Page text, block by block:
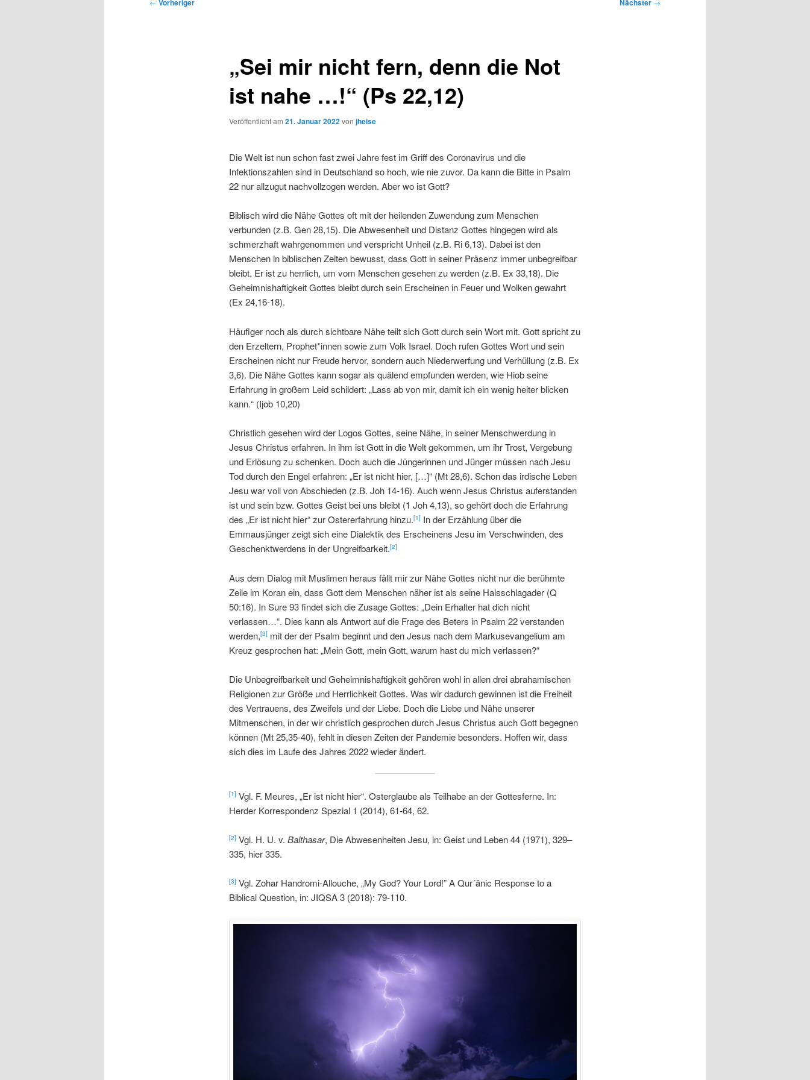
← Vorheriger Nächster →
„Sei mir nicht fern, denn die Not
ist nahe …!“ (Ps 22,12)
Veröffentlicht am 21. Januar 2022von jheise
Die Welt ist nun schon fast zwei Jahre fest im Griff des Coronavirus und die
Infektionszahlen sind in Deutschland so hoch, wie nie zuvor. Da kann die Bitte in Psalm
22 nur allzugut nachvollzogen werden. Aber wo ist Gott?
Biblisch wird die Nähe Gottes oft mit der heilenden Zuwendung zum Menschen
verbunden (z.B. Gen 28,15). Die Abwesenheit und Distanz Gottes hingegen wird als
schmerzhaft wahrgenommen und verspricht Unheil (z.B. Ri 6,13). Dabei ist den
Menschen in biblischen Zeiten bewusst, dass Gott in seiner Präsenz immer unbegreifbar
bleibt. Er ist zu herrlich, um vom Menschen gesehen zu werden (z.B. Ex 33,18). Die
Geheimnishaftigkeit Gottes bleibt durch sein Erscheinen in Feuer und Wolken gewahrt
(Ex 24,16-18).
Häufiger noch als durch sichtbare Nähe teilt sich Gott durch sein Wort mit. Gott spricht zu
den Erzeltern, Prophet*innen sowie zum Volk Israel. Doch rufen Gottes Wort und sein
Erscheinen nicht nur Freude hervor, sondern auch Niederwerfung und Verhüllung (z.B. Ex
3,6). Die Nähe Gottes kann sogar als quälend empfunden werden, wie Hiob seine
Erfahrung in großem Leid schildert: „Lass ab von mir, damit ich ein wenig heiter blicken
kann.“ (Ijob 10,20)
Christlich gesehen wird der Logos Gottes, seine Nähe, in seiner Menschwerdung in
Jesus Christus erfahren. In ihm ist Gott in die Welt gekommen, um ihr Trost, Vergebung
und Erlösung zu schenken. Doch auch die Jüngerinnen und Jünger müssen nach Jesu
Tod durch den Engel erfahren: „Er ist nicht hier, […]“ (Mt 28,6). Schon das irdische Leben
Jesu war voll von Abschieden (z.B. Joh 14-16). Auch wenn Jesus Christus auferstanden
ist und sein bzw. Gottes Geist bei uns bleibt (1 Joh 4,13), so gehört doch die Erfahrung
des „Er ist nicht hier“ zur Ostererfahrung hinzu.[1] In der Erzählung über die
Emmausjünger zeigt sich eine Dialektik des Erscheinens Jesu im Verschwinden, des
Geschenktwerdens in der Ungreifbarkeit.[2]
Aus dem Dialog mit Muslimen heraus fällt mir zur Nähe Gottes nicht nur die berühmte
Zeile im Koran ein, dass Gott dem Menschen näher ist als seine Halsschlagader (Q
50:16). In Sure 93 findet sich die Zusage Gottes: „Dein Erhalter hat dich nicht
verlassen…“. Dies kann als Antwort auf die Frage des Beters in Psalm 22 verstanden
werden,[3] mit der der Psalm beginnt und den Jesus nach dem Markusevangelium am
Kreuz gesprochen hat: „Mein Gott, mein Gott, warum hast du mich verlassen?“
Die Unbegreifbarkeit und Geheimnishaftigkeit gehören wohl in allen drei abrahamischen
Religionen zur Größe und Herrlichkeit Gottes. Was wir dadurch gewinnen ist die Freiheit
des Vertrauens, des Zweifels und der Liebe. Doch die Liebe und Nähe unserer
Mitmenschen, in der wir christlich gesprochen durch Jesus Christus auch Gott begegnen
können (Mt 25,35-40), fehlt in diesen Zeiten der Pandemie besonders. Hoffen wir, dass
sich dies im Laufe des Jahres 2022 wieder ändert.
[1] Vgl. F. Meures, „Er ist nicht hier“. Osterglaube als Teilhabe an der Gottesferne. In:
Herder Korrespondenz Spezial 1 (2014), 61-64, 62.
[2] Vgl. H. U. v. Balthasar, Die Abwesenheiten Jesu, in: Geist und Leben 44 (1971), 329–
335, hier 335.
[3] Vgl. Zohar Handromi-Allouche, „My God? Your Lord!” A Qur´ānic Response to a
Biblical Question, in: JIQSA 3 (2018): 79-110.